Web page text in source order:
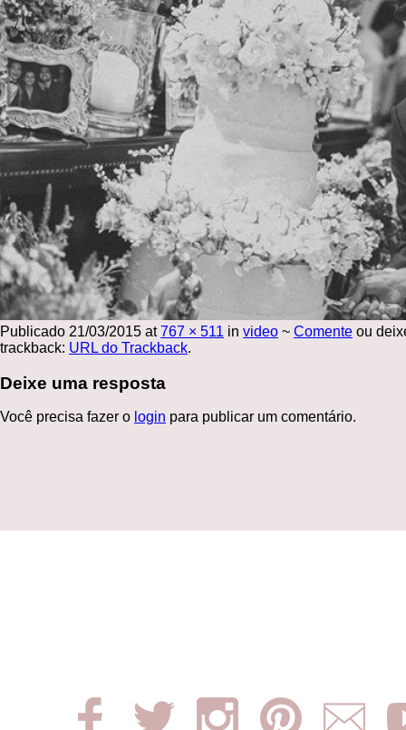
Publicado 21/03/2015 at767 × 511 in video ~ Comente ou
trackback: URL do Trackback.
Deixe uma resposta
Você precisa fazer o login para publicar um comentário.